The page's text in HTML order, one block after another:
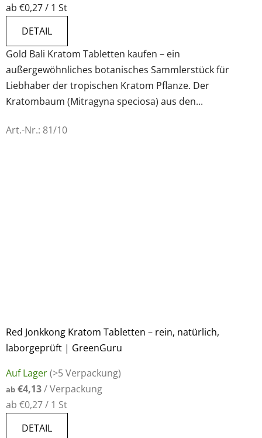
Verkaufspreis:
ab €0,27 / 1 St
DETAIL
Gold Bali Kratom Tabletten kaufen – ein
außergewöhnliches botanisches Sammlerstück für
Liebhaber der tropischen Kratom Pflanze. Der
Kratombaum (Mitragyna speciosa) aus den...
Art.-Nr.: 81/10
Red Jonkkong Kratom Tabletten – rein, natürlich,
laborgeprüft | GreenGuru
Auf Lager(>5 Verpackung)
ab €4,13/ Verpackung
Verkaufspreis:
ab €0,27 / 1 St
DETAIL